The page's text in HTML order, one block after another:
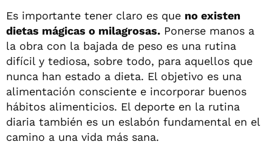
Es importante tener claro es que no existen
dietas mágicas o milagrosas. Ponerse manos a
la obra con la bajada de peso es una rutina
difícil y tediosa, sobre todo, para aquellos que
nunca han estado a dieta. El objetivo es una
alimentación consciente e incorporar buenos
hábitos alimenticios. El deporte en la rutina
diaria también es un eslabón fundamental en el
camino a una vida más sana.